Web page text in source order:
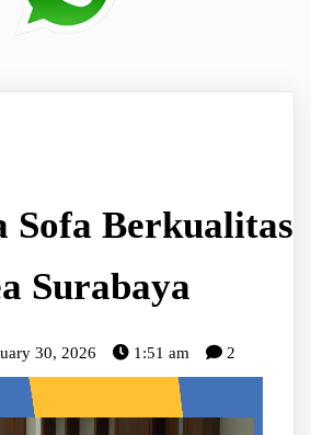
Sofa Berkualitas
Surabaya
30, 2026 1:51 am 2